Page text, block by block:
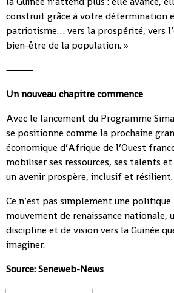
construit grâce à votre détermination
patriotisme… vers la prospérité, vers
bien-être de la population. »
⸻
Un nouveau chapitre commence
Avec le lancement du Programme
se positionne comme la prochaine
économique d’Afrique de l’Ouest
mobiliser ses ressources, ses talents
un avenir prospère, inclusif et résilient.
Ce n’est pas simplement une politique
mouvement de renaissance nationale,
discipline et de vision vers la Guinée
imaginer.
Source: Seneweb-News